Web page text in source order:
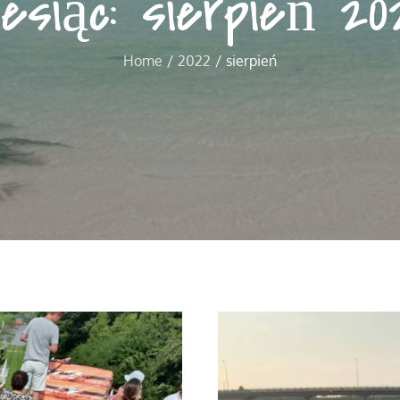
Home 2022 sierpień